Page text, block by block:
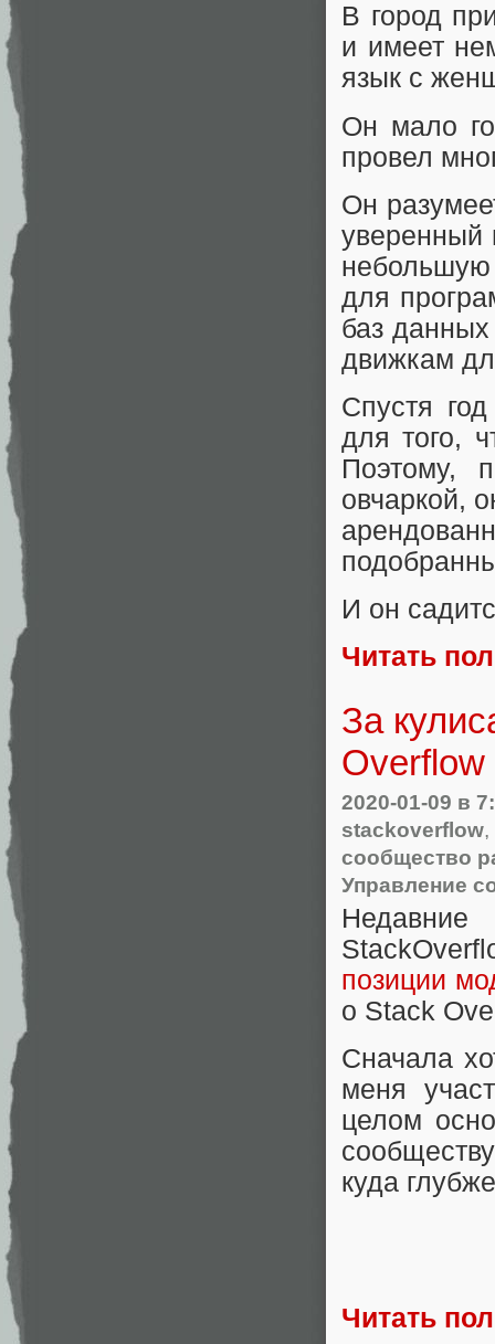
В город
и имеет
язык с
Он мало
провел
Он
уверенный
для
баз
движкам
Спустя
для того,
Поэтому,
овчаркой,
И он
Читать
За
Overflow
2020-01-09 в
stackoverflow,
сообщество
Управление
позиции
о Stack
Сначала
меня
целом
куда
Читать